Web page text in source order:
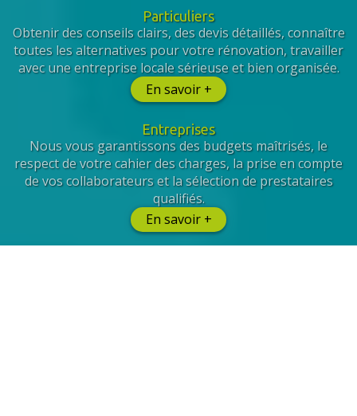
Particuliers
Obtenir des conseils clairs, des devis détaillés, connaître
toutes les alternatives pour votre rénovation, travailler
avec une entreprise locale sérieuse et bien organisée.
En savoir +
Entreprises
Nous vous garantissons des budgets maîtrisés, le
respect de votre cahier des charges, la prise en compte
de vos collaborateurs et la sélection de prestataires
qualifiés.
En savoir +